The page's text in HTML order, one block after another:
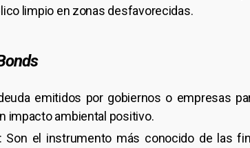
limpio en zonas desfavorecidas.
emitidos por gobiernos o empresas
impacto ambiental positivo.
Son el instrumento más conocido de las